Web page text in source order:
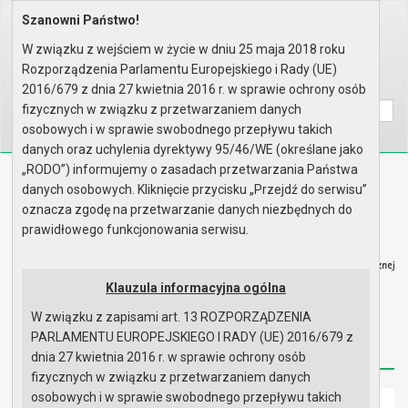
Home Organy Rada Miejska
Rok 2023 - posiedzenia
Posiedzenie z 11 maja 2023 r.
Wyszukaj na stronie:
AAA
Biuletyn Informacji Publicznej
Urząd Miasta i Gminy w Gryfinie
Strona główna Mapa serwisu Aktualności
Redakcja Instrukcja korzystania Dostępność
Strona główna
Szanowni Państwo!
W związku z wejściem w życie w dniu 25 maja 2018 roku
Rozporządzenia Parlamentu Europejskiego i Rady (UE)
2016/679 z dnia 27 kwietnia 2016 r. w sprawie ochrony osób
fizycznych w związku z przetwarzaniem danych
osobowych i w sprawie swobodnego przepływu takich
danych oraz uchylenia dyrektywy 95/46/WE (określane jako
„RODO”) informujemy o zasadach przetwarzania Państwa
danych osobowych. Kliknięcie przycisku „Przejdź do serwisu”
oznacza zgodę na przetwarzanie danych niezbędnych do
prawidłowego funkcjonowania serwisu.
Klauzula informacyjna ogólna
W związku z zapisami art. 13 ROZPORZĄDZENIA
PARLAMENTU EUROPEJSKIEGO I RADY (UE) 2016/679 z
dnia 27 kwietnia 2016 r. w sprawie ochrony osób
fizycznych w związku z przetwarzaniem danych
osobowych i w sprawie swobodnego przepływu takich